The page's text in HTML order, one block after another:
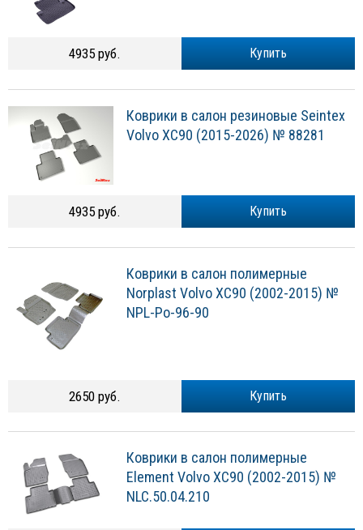
Купить
4935 руб.
Коврики в салон резиновые Seintex
Volvo XC90 (2015-2026) № 88281
Купить
4935 руб.
Коврики в салон полимерные
Norplast Volvo XC90 (2002-2015) №
NPL-Po-96-90
Купить
2650 руб.
Коврики в салон полимерные
Element Volvo XC90 (2002-2015) №
NLC.50.04.210